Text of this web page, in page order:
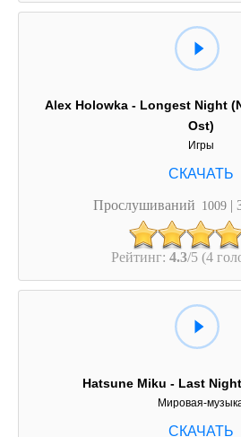
Alex Holowka - Longest Night
Ost)
Игры
Прослушиваний 1009 |
Рейтинг: 4.3/5 (4
Hatsune Miku - Last
Мировая-